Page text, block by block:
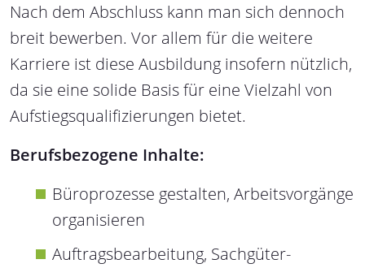
Nach dem Abschluss kann man sich dennoch
breit bewerben. Vor allem für die weitere
Karriere ist diese Ausbildung insofern nützlich,
da sie eine solide Basis für eine Vielzahl von
Aufstiegsqualifizierungen bietet.
Berufsbezogene Inhalte:
Büroprozesse gestalten, Arbeitsvorgänge
organisieren
Auftragsbearbeitung, Sachgüter-